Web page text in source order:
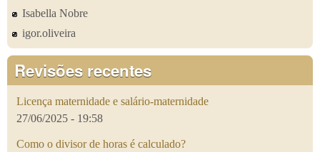
Isabella Nobre
igor.oliveira
Revisões recentes
Licença maternidade e salário-maternidade
27/06/2025 - 19:58
Como o divisor de horas é calculado?